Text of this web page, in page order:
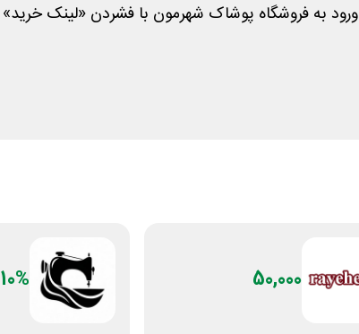
ورود به فروشگاه پوشاک شهرمون با فشردن «لینک خرید»
50,000
10%